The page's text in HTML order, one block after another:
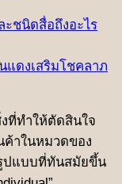
ชนิดสื่อถึงอะไร
แดงเสริมโชคลาภ
ที่ทําให้ตัดสินใจ
ค้าในหมวดของ
ปแบบที่ทันสมัยขึ้น